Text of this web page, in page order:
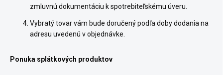
zmluvnú dokumentáciu k spotrebiteľskému úveru.
Vybratý tovar vám bude doručený podľa doby dodania na
adresu uvedenú v objednávke.
Ponuka splátkových produktov